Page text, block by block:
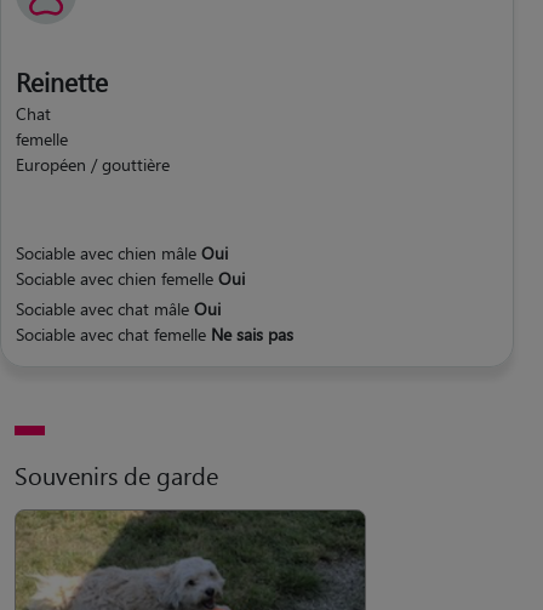
Reinette
Chat
femelle
Européen / gouttière
Sociable avec chien mâle Oui
Sociable avec chien femelle Oui
Sociable avec chat mâle Oui
Sociable avec chat femelle Ne sais pas
Souvenirs de garde